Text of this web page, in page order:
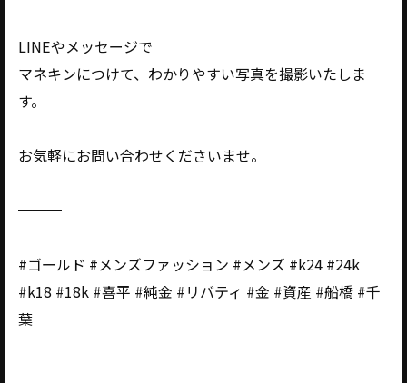
LINEやメッセージで
マネキンにつけて、わかりやすい写真を撮影いたしま
す。
お気軽にお問い合わせくださいませ。
━━━
#ゴールド #メンズファッション #メンズ #k24 #24k
#k18 #18k #喜平 #純金 #リバティ #金 #資産 #船橋 #千
葉